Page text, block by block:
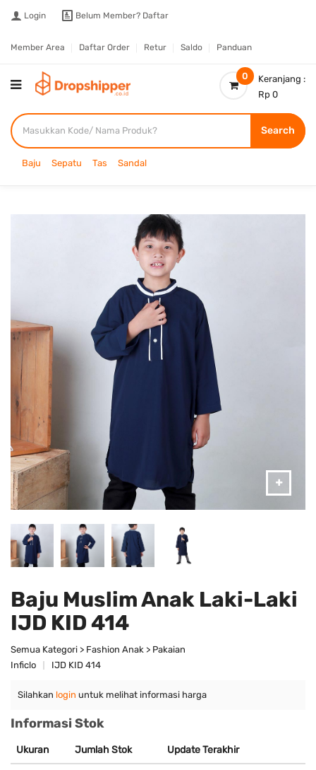
Login Belum Member? Daftar
Member Area Daftar Order Retur Saldo Panduan
0
Keranjang :
Rp 0
Search
Baju Sepatu Tas Sandal
Baju Muslim Anak Laki-Laki
IJD KID 414
Semua Kategori > Fashion Anak > Pakaian
Inficlo
IJD KID 414
Silahkan login untuk melihat informasi harga
Informasi Stok
Ukuran Jumlah Stok Update Terakhir